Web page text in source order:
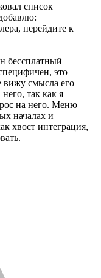
список
перейдите к
бессплатный
это
вижу смысла его
так как я
на него. Меню
началах и
хвост интеграция,